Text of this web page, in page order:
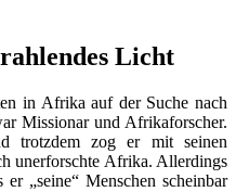
Licht
in Afrika auf der Suche nach
Missionar und Afrikaforscher.
trotzdem zog er mit seinen
unerforschte Afrika. Allerdings
„seine“ Menschen scheinbar